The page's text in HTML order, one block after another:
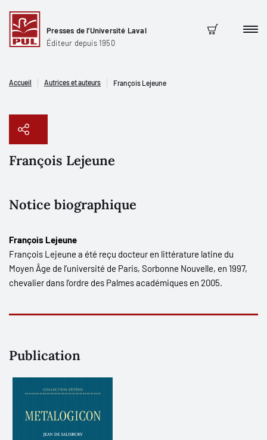
Presses de l'Université Laval
Éditeur depuis 1950
Panier
Accueil Autrices et auteurs François Lejeune
François Lejeune
Notice biographique
François Lejeune
François Lejeune a été reçu docteur en littérature latine du
Moyen Âge de l’université de Paris, Sorbonne Nouvelle, en 1997,
chevalier dans l’ordre des Palmes académiques en 2005.
Publication